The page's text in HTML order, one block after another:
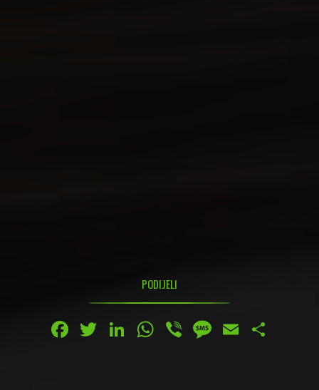
PODIJELI
Facebook
TwitterLinkedIn
WhatsApp
ViberMessage
Email